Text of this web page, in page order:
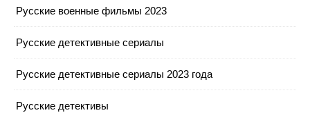
Русские военные фильмы 2023
Русские детективные сериалы
Русские детективные сериалы 2023 года
Русские детективы